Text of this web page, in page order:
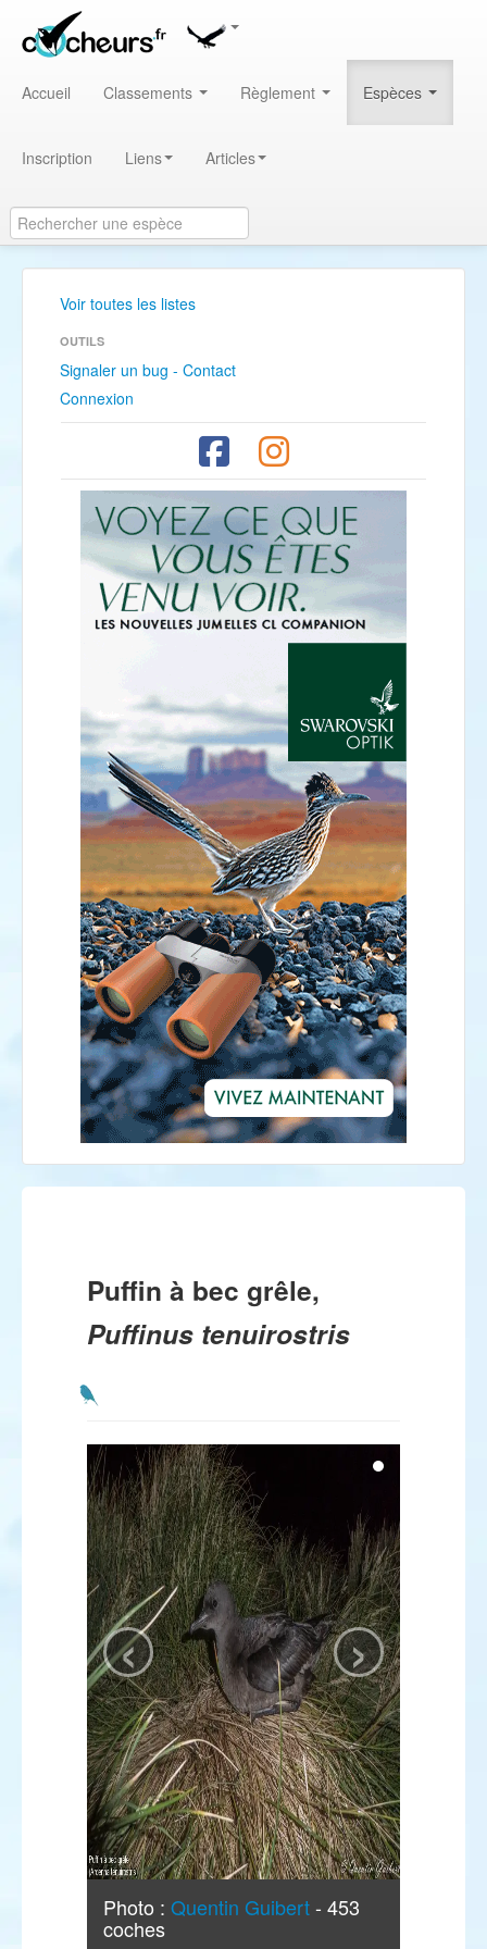
Accueil Classements Règlement Espèces
Inscription Liens Articles
Voir toutes les listes
OUTILS
Signaler un bug - Contact
Connexion
Puffin à bec grêle,
Puffinus tenuirostris
Photo : Quentin Guibert- 453
coches
‹ ›